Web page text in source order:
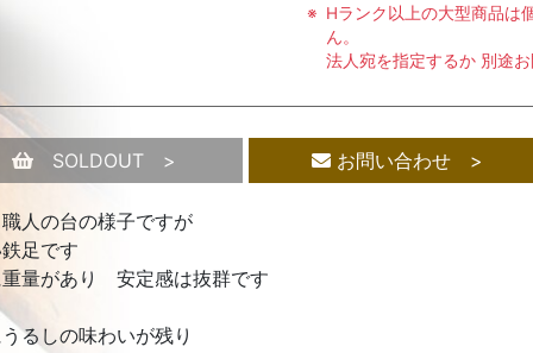
Hランク以上の大型商品は
ん。
法人宛を指定するか 別途
SOLDOUT > お問い合わせ >
人の台の様子ですが
足です
量があり 安定感は抜群です
るしの味わいが残り